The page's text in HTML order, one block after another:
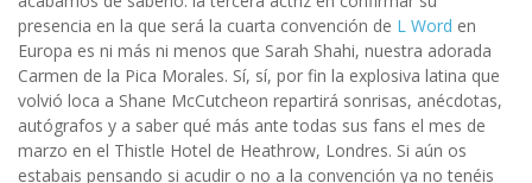
presencia en la que será la cuarta convención de L Word en
Europa es ni más ni menos que Sarah Shahi, nuestra adorada
Carmen de la Pica Morales. Sí, sí, por fin la explosiva latina que
volvió loca a Shane McCutcheon repartirá sonrisas, anécdotas,
autógrafos y a saber qué más ante todas sus fans el mes de
marzo en el Thistle Hotel de Heathrow, Londres. Si aún os
estabais pensando si acudir o no a la convención ya no tenéis